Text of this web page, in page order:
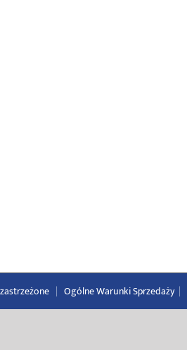
| Ogólne Warunki Sprzedaży |